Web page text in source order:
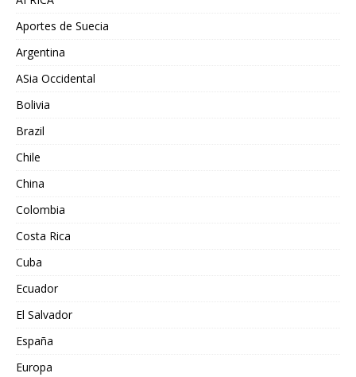
Aportes de Suecia
Argentina
ASia Occidental
Bolivia
Brazil
Chile
China
Colombia
Costa Rica
Cuba
Ecuador
El Salvador
España
Europa